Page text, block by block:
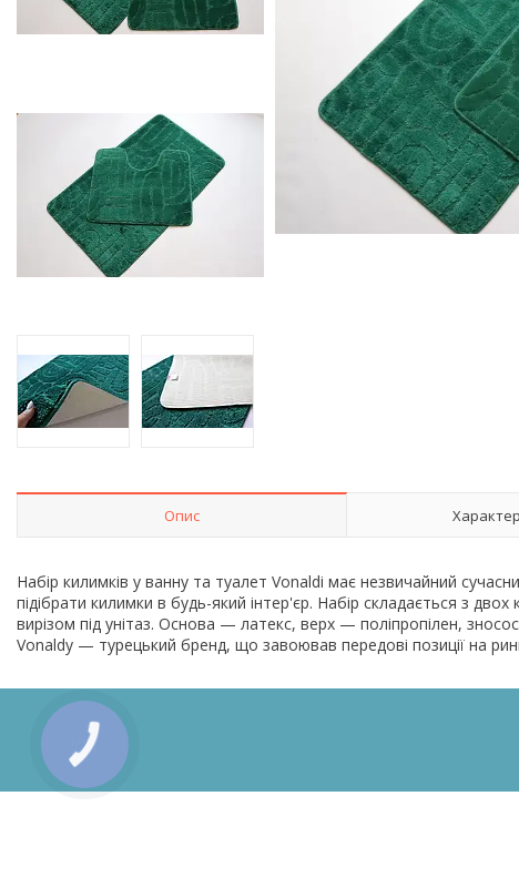
Опис
Набір килимків у ванну та туалет Vonaldi має незвичайний
підібрати килимки в будь-який інтер'єр. Набір складається з
вирізом під унітаз. Основа — латекс, верх — поліпропілен,
Vonaldy — турецький бренд, що завоював передові позиції на
КНОПКА
ЗВ'ЯЗКУ